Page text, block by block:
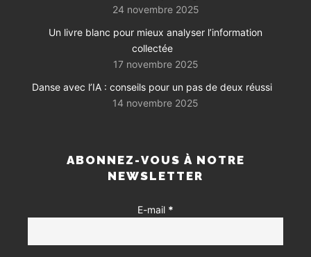
24 novembre 2025
Un livre blanc pour mieux analyser l’information
collectée
17 novembre 2025
Danse avec l’IA : conseils pour un pas de deux réussi
14 novembre 2025
ABONNEZ-VOUS À NOTRE
NEWSLETTER
E-mail *